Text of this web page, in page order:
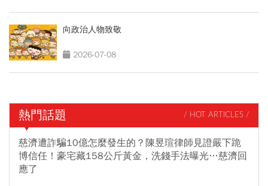
向政治人物致敬
2026-07-08
熱門話題 / HOT ARTICLES /
慈濟遭詐騙10億怎麼發生的？陳昱瑄律師見證嚴下跪
博信任！豪宅藏158公斤黃金，洗錢手法曝光…慈濟回
應了